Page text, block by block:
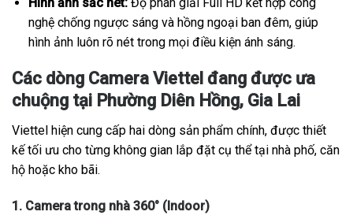
nghệ chống ngược sáng và hồng ngoại ban đêm, giúp
hình ảnh luôn rõ nét trong mọi điều kiện ánh sáng.
Các dòng Camera Viettel đang được ưa
chuộng tại Phường Diên Hồng, Gia Lai
Viettel hiện cung cấp hai dòng sản phẩm chính, được thiết
kế tối ưu cho từng không gian lắp đặt cụ thể tại nhà phố, căn
hộ hoặc kho bãi.
1. Camera trong nhà 360° (Indoor)